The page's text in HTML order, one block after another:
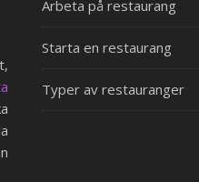
Arbeta på restaurang
Starta en restaurang
Typer av restauranger